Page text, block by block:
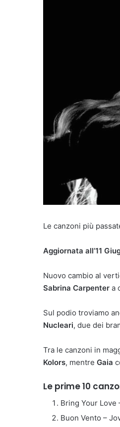
Le canzoni più
Aggiornata all’11
Nuovo cambio al
Sabrina Carpenter a
Sul podio troviamo
Nucleari, due dei
Tra le canzoni in
Kolors, mentre Gaia
Le prime 10
Bring Your Love
Buon Vento –